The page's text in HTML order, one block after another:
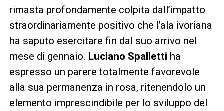
rimasta profondamente colpita dall’impatto
straordinariamente positivo che l’ala ivoriana
ha saputo esercitare fin dal suo arrivo nel
mese di gennaio. Luciano Spalletti ha
espresso un parere totalmente favorevole
alla sua permanenza in rosa, ritenendolo un
elemento imprescindibile per lo sviluppo del